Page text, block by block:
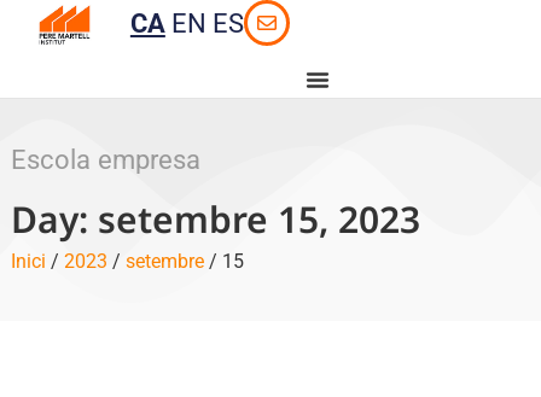
CA EN ES
Escola empresa
Day: setembre 15, 2023
Inici / 2023 / setembre/ 15